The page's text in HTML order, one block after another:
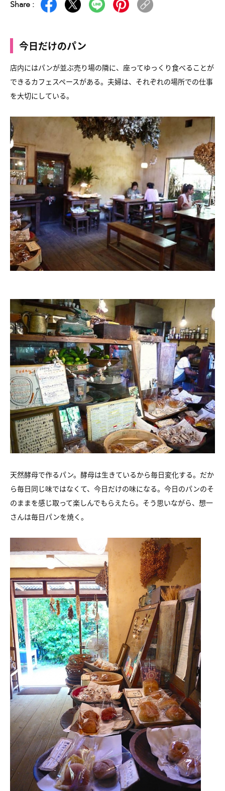
Share :
今日だけのパン
店内にはパンが並ぶ売り場の隣に、 座ってゆっくり食べることが
できるカフェスペースがある。 夫婦は、それぞれの場所での仕事
を大切にしている。
天然酵母で作るパン。 酵母は生きているから毎日変化する。 だか
ら毎日同じ味ではなくて、今日だけの味になる。 今日のパンのそ
のままを感じ取って楽しんでもらえたら。 そう思いながら、想一
さんは毎日パンを焼く。